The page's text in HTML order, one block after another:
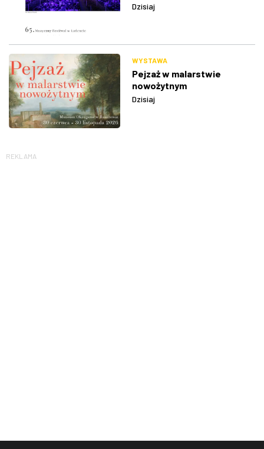
Dzisiaj
WYSTAWA
Pejzaż w malarstwie
nowożytnym
Dzisiaj
REKLAMA